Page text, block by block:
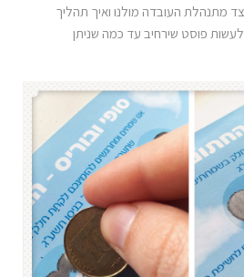
מתנהלת העובדה מולנו ואיך תהליך
פוסט שירחיב עד כמה שניתן